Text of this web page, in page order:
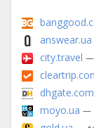
answear.ua
city.travel —
dhgate.com
moyo.ua —